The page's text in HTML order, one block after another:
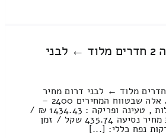
מחיר הובלה דירה 2 חדרים מלוד ← לבני
מחיר הובלת דירה 2 חדרים מלוד ← לבני דרום מחיר
מחירון: 1933.91 ₪ / אלה שבטווח המחירים 2400 –
1800 ₪ עבודות סבלות , טעינה ופריקה : 1434.43 ₪ /
זמן : 1 שעות 9 דקות מחיר נסיעה 435.74 שקל / זמן